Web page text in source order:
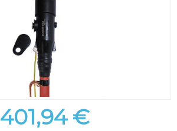
401,94 €